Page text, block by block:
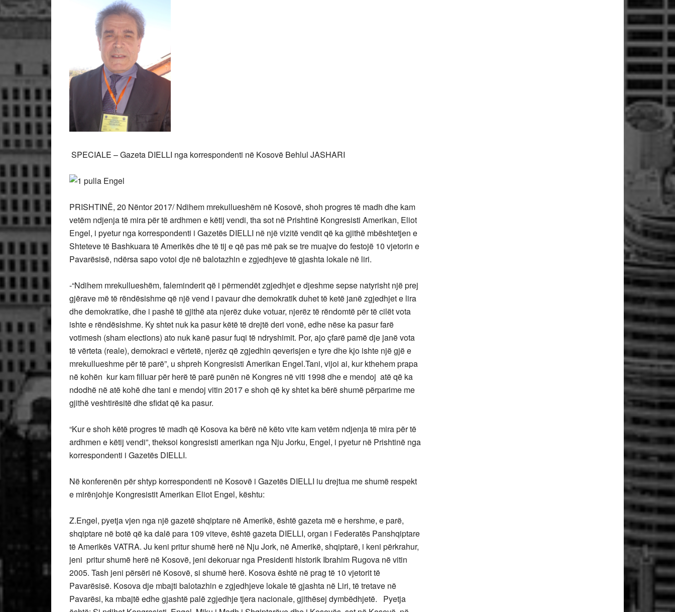
SPECIALE – Gazeta DIELLI nga korrespondenti në Kosovë Behlul JASHARI
PRISHTINË, 20 Nëntor 2017/ Ndihem mrekullueshëm në Kosovë, shoh progres të madh dhe kam
vetëm ndjenja të mira për të ardhmen e këtij vendi, tha sot në Prishtinë Kongresisti Amerikan, Eliot
Engel, i pyetur nga korrespondenti i Gazetës DIELLI në një vizitë vendit që ka gjithë mbështetjen e
Shteteve të Bashkuara të Amerikës dhe të tij e që pas më pak se tre muajve do festojë 10 vjetorin e
Pavarësisë, ndërsa sapo votoi dje në balotazhin e zgjedhjeve të gjashta lokale në liri.
-“Ndihem mrekullueshëm, faleminderit që i përmendët zgjedhjet e djeshme sepse natyrisht një prej
gjërave më të rëndësishme që një vend i pavaur dhe demokratik duhet të ketë janë zgjedhjet e lira
dhe demokratike, dhe i pashë të gjithë ata njerëz duke votuar, njerëz të rëndomtë për të cilët vota
ishte e rëndësishme. Ky shtet nuk ka pasur këtë të drejtë deri vonë, edhe nëse ka pasur farë
votimesh (sham elections) ato nuk kanë pasur fuqi të ndryshimit. Por, ajo çfarë pamë dje janë vota
të vërteta (reale), demokraci e vërtetë, njerëz që zgjedhin qeverisjen e tyre dhe kjo ishte një gjë e
mrekullueshme për të parë”, u shpreh Kongresisti Amerikan Engel.Tani, vijoi ai, kur kthehem prapa
në kohën kur kam filluar për herë të parë punën në Kongres në viti 1998 dhe e mendoj atë që ka
ndodhë në atë kohë dhe tani e mendoj vitin 2017 e shoh që ky shtet ka bërë shumë përparime me
gjithë veshtirësitë dhe sfidat që ka pasur.
“Kur e shoh këtë progres të madh që Kosova ka bërë në këto vite kam vetëm ndjenja të mira për të
ardhmen e këtij vendi”, theksoi kongresisti amerikan nga Nju Jorku, Engel, i pyetur në Prishtinë nga
korrespondenti i Gazetës DIELLI.
Në konferenën për shtyp korrespondenti në Kosovë i Gazetës DIELLI iu drejtua me shumë respekt
e mirënjohje Kongresistit Amerikan Eliot Engel, kështu:
Z.Engel, pyetja vjen nga një gazetë shqiptare në Amerikë, është gazeta më e hershme, e parë,
shqiptare në botë që ka dalë para 109 viteve, është gazeta DIELLI, organ i Federatës Panshqiptare
të Amerikës VATRA. Ju keni pritur shumë herë në Nju Jork, në Amerikë, shqiptarë, i keni përkrahur,
jeni pritur shumë herë në Kosovë, jeni dekoruar nga Presidenti historik Ibrahim Rugova në vitin
2005. Tash jeni përsëri në Kosovë, si shumë herë. Kosova është në prag të 10 vjetorit të
Pavarësisë. Kosova dje mbajti balotazhin e zgjedhjeve lokale të gjashta në Liri, të tretave në
Pavarësi, ka mbajtë edhe gjashtë palë zgjedhje tjera nacionale, gjithësej dymbëdhjetë. Pyetja